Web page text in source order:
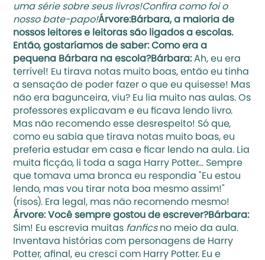
uma série sobre seus livros!Confira como foi o
nosso bate-papo!Árvore:Bárbara, a maioria de
nossos leitores e leitoras são ligados a escolas.
Então, gostaríamos de saber: Como era a
pequena Bárbara na escola?Bárbara: Ah, eu era
terrível! Eu tirava notas muito boas, então eu tinha
a sensação de poder fazer o que eu quisesse! Mas
não era bagunceira, viu? Eu lia muito nas aulas. Os
professores explicavam e eu ficava lendo livro.
Mas não recomendo esse desrespeito! Só que,
como eu sabia que tirava notas muito boas, eu
preferia estudar em casa e ficar lendo na aula. Lia
muita ficção, li toda a saga Harry Potter… Sempre
que tomava uma bronca eu respondia "Eu estou
lendo, mas vou tirar nota boa mesmo assim!"
(risos). Era legal, mas não recomendo mesmo!
Árvore: Você sempre gostou de escrever?Bárbara:
Sim! Eu escrevia muitas fanfics no meio da aula.
Inventava histórias com personagens de Harry
Potter, afinal, eu cresci com Harry Potter. Eu e